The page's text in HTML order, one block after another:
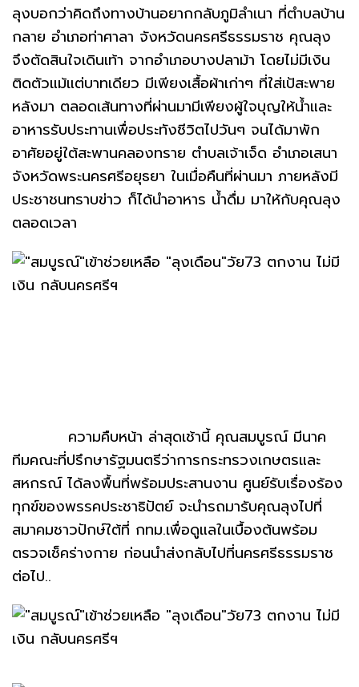
ลุงบอกว่าคิดถึงทางบ้านอยากกลับภูมิลำเนา ที่ตำบลบ้าน
กลาย อำเภอท่าศาลา จังหวัดนครศรีธรรมราช คุณลุง
จึงตัดสินใจเดินเท้า จากอำเภอบางปลาม้า โดยไม่มีเงิน
ติดตัวแม้แต่บาทเดียว มีเพียงเสื้อผ้าเก่าๆ ที่ใส่เป้สะพาย
หลังมา ตลอดเส้นทางที่ผ่านมามีเพียงผู้ใจบุญให้น้ำและ
อาหารรับประทานเพื่อประทังชีวิตไปวันๆ จนได้มาพัก
อาศัยอยู่ใต้สะพานคลองทราย ตำบลเจ้าเจ็ด อำเภอเสนา
จังหวัดพระนครศรีอยุธยา ในเมื่อคืนที่ผ่านมา ภายหลังมี
ประชาชนทราบข่าว ก็ได้นำอาหาร น้ำดื่ม มาให้กับคุณลุง
ตลอดเวลา
ความคืบหน้า ล่าสุดเช้านี้ คุณสมบูรณ์ มีนาค
ทีมคณะที่ปรึกษารัฐมนตรีว่าการกระทรวงเกษตรและ
สหกรณ์ ได้ลงพื้นที่พร้อมประสานงาน ศูนย์รับเรื่องร้อง
ทุกข์ของพรรคประชาธิปัตย์ จะนำรถมารับคุณลุงไปที่
สมาคมชาวปักษ์ใต้ที่ กทม.เพื่อดูแลในเบื้องต้นพร้อม
ตรวจเช็คร่างกาย ก่อนนำส่งกลับไปที่นครศรีธรรมราช
ต่อไป..